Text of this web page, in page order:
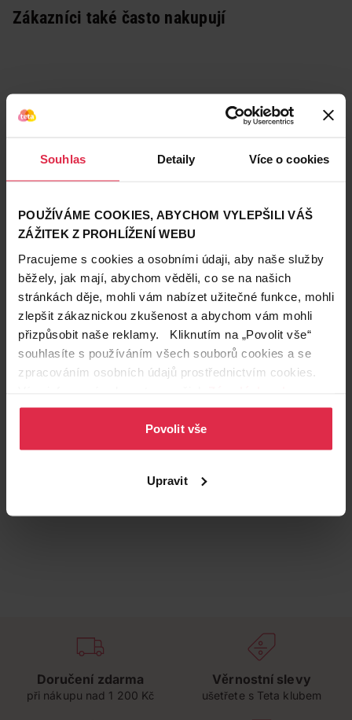
Souhlas Detaily Více o cookies
POUŽÍVÁME COOKIES, ABYCHOM VYLEPŠILI VÁŠ
ZÁŽITEK Z PROHLÍŽENÍ WEBU
Pracujeme s cookies a osobními údaji, aby naše služby
běžely, jak mají, abychom věděli, co se na našich
stránkách děje, mohli vám nabízet užitečné funkce, mohli
zlepšit zákaznickou zkušenost a abychom vám mohli
přizpůsobit naše reklamy. Kliknutím na „Povolit vše“
souhlasíte s používáním všech souborů cookies a se
zpracováním osobních údajů prostřednictvím cookies.
osobních údajů.
Povolit vše
Upravit
Zákazníci také často nakupují
Podobné produkty
Doručení zdarma
při nákupu nad 1 200 Kč
Věrnostní slevy
ušetřete s Teta klubem